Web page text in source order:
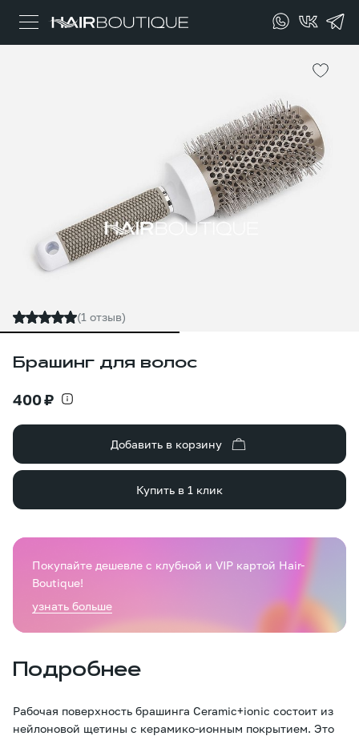
(1 отзыв)
Брашинг для волос
400 ₽
Добавить в корзину
Купить в 1 клик
Подробнее
Рабочая поверхность брашинга Ceramic+ionic состоит из
нейлоновой щетины с керамико-ионным покрытием. Это
Покупайте дешевле с клубной и VIP картой Hair-
Boutique!
узнать больше